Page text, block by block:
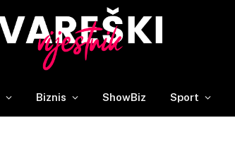
Biznis ShowBiz Sport